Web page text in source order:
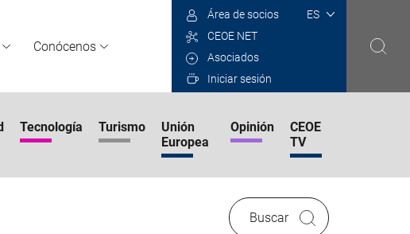
Conócenos
Select
Área de socios
CEOE NET
Asociados
Iniciar sesión
Tecnología Turismo
Unión
Europea
Opinión
CEOE
TV
Buscar